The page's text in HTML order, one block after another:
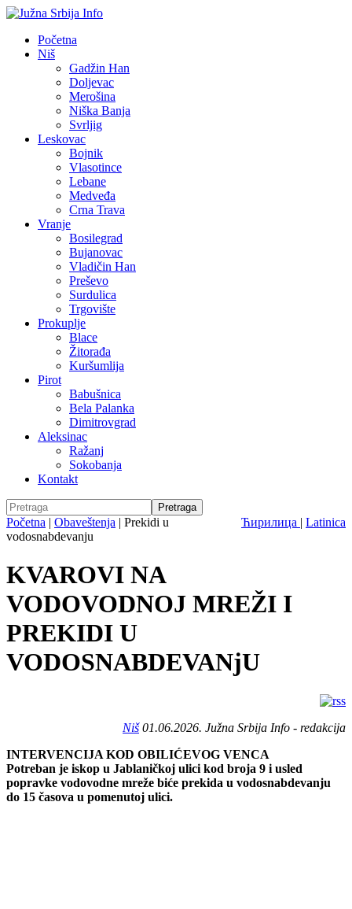
Početna
Niš
Gadžin Han
Doljevac
Merošina
Niška Banja
Svrljig
Leskovac
Bojnik
Vlasotince
Lebane
Medveđa
Crna Trava
Vranje
Bosilegrad
Bujanovac
Vladičin Han
Preševo
Surdulica
Trgovište
Prokuplje
Blace
Žitorađa
Kuršumlija
Pirot
Babušnica
Bela Palanka
Dimitrovgrad
Aleksinac
Ražanj
Sokobanja
Kontakt
Ћирилица | Latinica
Početna | Obaveštenja | Prekidi u
vodosnabdevanju
KVAROVI NA
VODOVODNOJ MREŽI I
PREKIDI U
VODOSNABDEVANjU
Niš01.06.2026. Južna Srbija Info - redakcija
INTERVENCIJA KOD OBILIĆEVOG VENCA
Potreban je iskop u Jablaničkoj ulici kod broja 9 i usled
popravke vodovodne mreže biće prekida u vodosnabdevanju
do 15 časova u pomenutoj ulici.